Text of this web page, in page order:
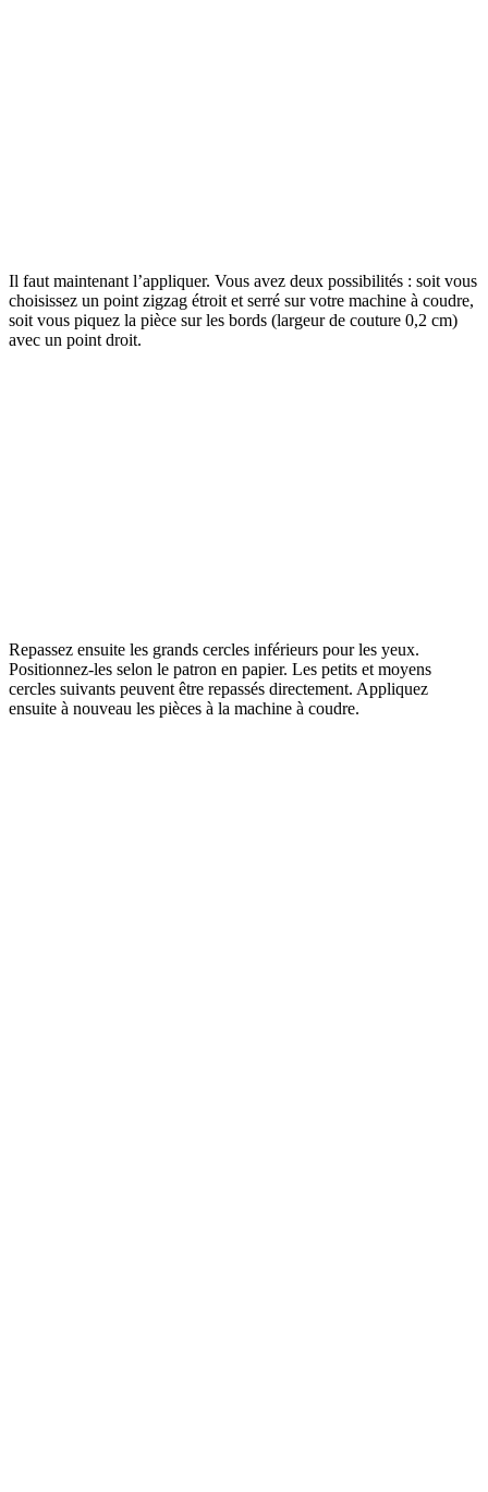
Il faut maintenant l’appliquer. Vous avez deux possibilités : soit vous
choisissez un point zigzag étroit et serré sur votre machine à coudre,
soit vous piquez la pièce sur les bords (largeur de couture 0,2 cm)
avec un point droit.
Repassez ensuite les grands cercles inférieurs pour les yeux.
Positionnez-les selon le patron en papier. Les petits et moyens
cercles suivants peuvent être repassés directement. Appliquez
ensuite à nouveau les pièces à la machine à coudre.